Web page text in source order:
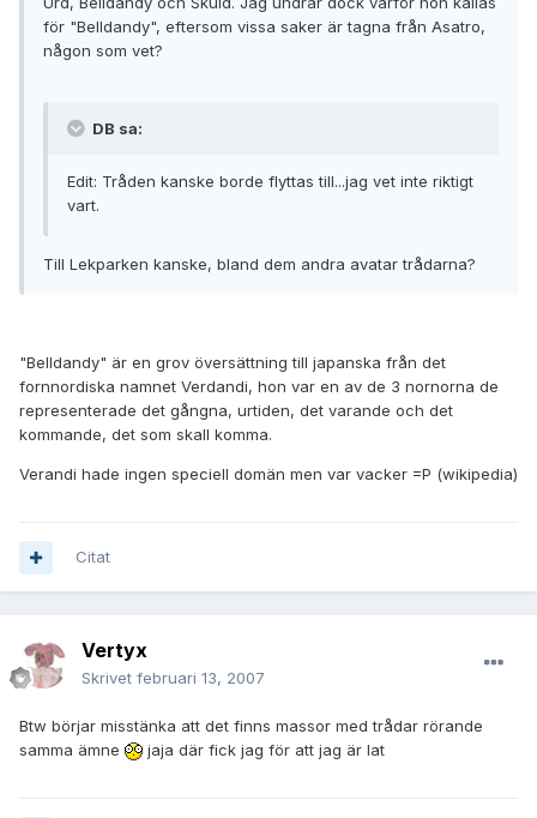
för "Belldandy", eftersom vissa saker är tagna från Asatro,
någon som vet?
DB sa:
Edit: Tråden kanske borde flyttas till...jag vet inte riktigt
vart.
Till Lekparken kanske, bland dem andra avatar trådarna?
"Belldandy" är en grov översättning till japanska från det
fornnordiska namnet Verdandi, hon var en av de 3 nornorna de
representerade det gångna, urtiden, det varande och det
kommande, det som skall komma.
Verandi hade ingen speciell domän men var vacker =P (wikipedia)
Citat
Vertyx
Skrivet februari 13, 2007
Btw börjar misstänka att det finns massor med trådar rörande
samma ämne
jaja där fick jag för att jag är lat